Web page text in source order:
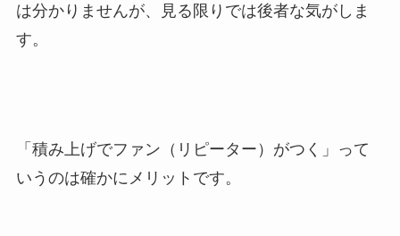
は分かりませんが、見る限りでは後者な気がしま
す。
「積み上げでファン（リピーター）がつく」って
いうのは確かにメリットです。